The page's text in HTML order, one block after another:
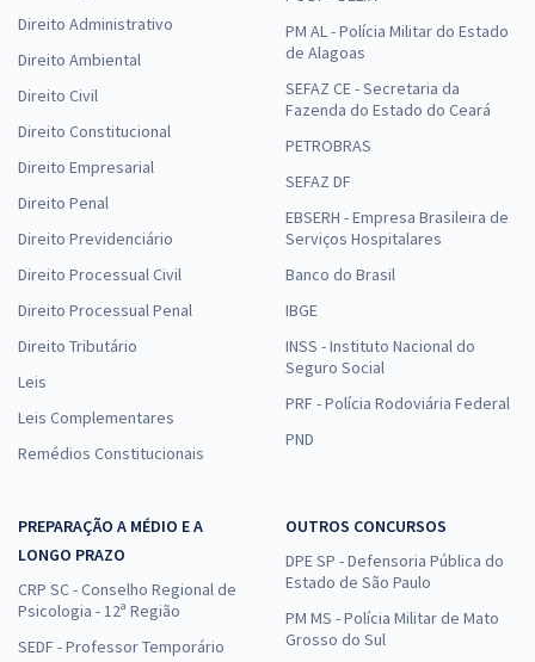
Direito Administrativo
Direito Ambiental
Direito Civil
Direito Constitucional
Direito Empresarial
Direito Penal
Direito Previdenciário
Direito Processual Civil
Direito Processual Penal
Direito Tributário
Leis
Leis Complementares
Remédios Constitucionais
PM AL - Polícia Militar do Estado
de Alagoas
SEFAZ CE - Secretaria da
Fazenda do Estado do Ceará
PETROBRAS
SEFAZ DF
EBSERH - Empresa Brasileira de
Serviços Hospitalares
Banco do Brasil
IBGE
INSS - Instituto Nacional do
Seguro Social
PRF - Polícia Rodoviária Federal
PND
PREPARAÇÃO A MÉDIO E A
LONGO PRAZO
CRP SC - Conselho Regional de
Psicologia - 12ª Região
SEDF - Professor Temporário
OUTROS CONCURSOS
DPE SP - Defensoria Pública do
Estado de São Paulo
PM MS - Polícia Militar de Mato
Grosso do Sul